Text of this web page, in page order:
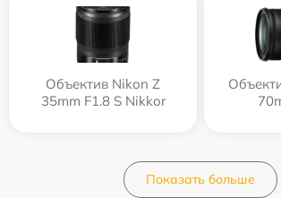
Объектив Nikon Z
35mm F1.8 S Nikkor
Показать больше